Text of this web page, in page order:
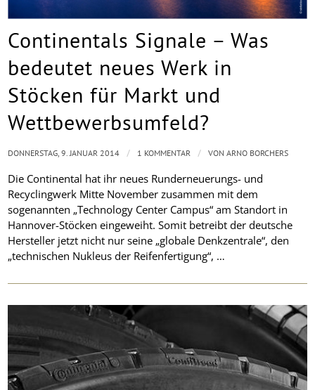
Continentals Signale – Was
bedeutet neues Werk in
Stöcken für Markt und
Wettbewerbsumfeld?
Die Continental hat ihr neues Runderneuerungs- und
Recyclingwerk Mitte November zusammen mit dem
sogenannten „Technology Center Campus“ am Standort in
Hannover-Stöcken eingeweiht. Somit betreibt der deutsche
Hersteller jetzt nicht nur seine „globale Denkzentrale“, den
„technischen Nukleus der Reifenfertigung“, …
DONNERSTAG, 9. JANUAR 2014 / 1 KOMMENTAR / VONARNO BORCHERS